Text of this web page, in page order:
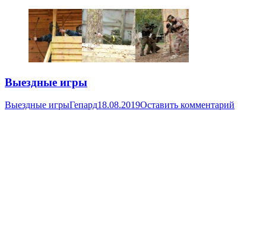
Выездные игры
Выездные игрыГепард18.08.2019Оставить комментарий